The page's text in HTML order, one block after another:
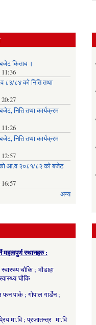
किताब ।
८३/८४ को निति तथा
निति तथा कार्यक्रम
निति तथा कार्यक्रम
आ.व २०८१/८२ को बजेट
अन्य
महत्वपुर्ण स्थानहरु :
चौकि ; भौडाहा
चौकि
फन पार्क ; गोपाल गार्डेन ;
मा.वि ; प्रजातन्त्र मा.वि